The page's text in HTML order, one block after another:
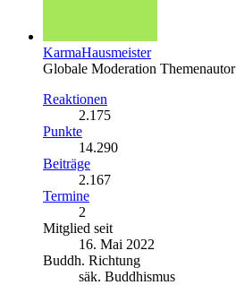
KarmaHausmeister
Globale Moderation Themenautor
Reaktionen
2.175
Punkte
14.290
Beiträge
2.167
Termine
2
Mitglied seit
16. Mai 2022
Buddh. Richtung
säk. Buddhismus